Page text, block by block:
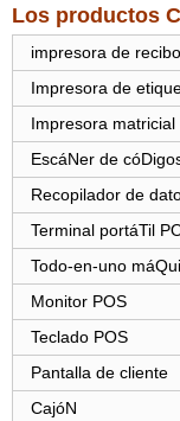
Los productos
impresora de
Impresora de
Impresora matricial
EscáNer de
Recopilador de
Terminal portáTil
Todo-en-uno
Monitor POS
Teclado POS
Pantalla de cliente
CajóN